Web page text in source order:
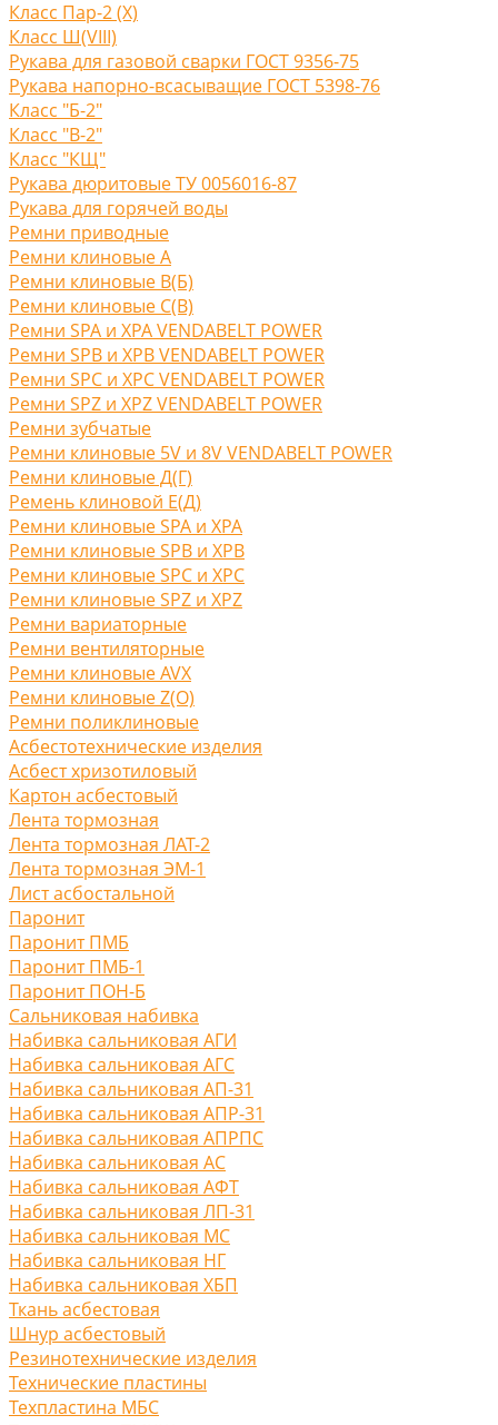
Класс Пар-2 (X)
Класс Ш(VIII)
Рукава для газовой сварки ГОСТ 9356-75
Рукава напорно-всасыващие ГОСТ 5398-76
Класс "Б-2"
Класс "В-2"
Класс "КЩ"
Рукава дюритовые ТУ 0056016-87
Рукава для горячей воды
Ремни приводные
Ремни клиновые A
Ремни клиновые В(Б)
Ремни клиновые С(B)
Ремни SPA и XPA VENDABELT POWER
Ремни SPB и XPB VENDABELT POWER
Ремни SPC и XPC VENDABELT POWER
Ремни SPZ и XPZ VENDABELT POWER
Ремни зубчатые
Ремни клиновые 5V и 8V VENDABELT POWER
Ремни клиновые Д(Г)
Ремень клиновой Е(Д)
Ремни клиновые SPA и XPA
Ремни клиновые SPB и XPB
Ремни клиновые SPC и XPC
Ремни клиновые SPZ и XPZ
Ремни вариаторные
Ремни вентиляторные
Ремни клиновые AVX
Ремни клиновые Z(O)
Ремни поликлиновые
Асбестотехнические изделия
Асбест хризотиловый
Картон асбестовый
Лента тормозная
Лента тормозная ЛАТ-2
Лента тормозная ЭМ-1
Лист асбостальной
Паронит
Паронит ПМБ
Паронит ПМБ-1
Паронит ПОН-Б
Сальниковая набивка
Набивка сальниковая АГИ
Набивка сальниковая АГС
Набивка сальниковая АП-31
Набивка сальниковая АПР-31
Набивка сальниковая АПРПС
Набивка сальниковая АС
Набивка сальниковая АФТ
Набивка сальниковая ЛП-31
Набивка сальниковая МС
Набивка сальниковая НГ
Набивка сальниковая ХБП
Ткань асбестовая
Шнур асбестовый
Резинотехнические изделия
Технические пластины
Техпластина МБС